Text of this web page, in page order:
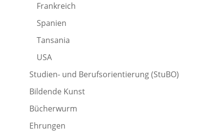
Frankreich
Spanien
Tansania
USA
Studien- und Berufsorientierung (StuBO)
Bildende Kunst
Bücherwurm
Ehrungen